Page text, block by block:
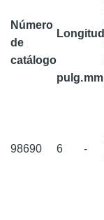
Número
de
catálogo
Longitud
pulg.mm
98690 6 -